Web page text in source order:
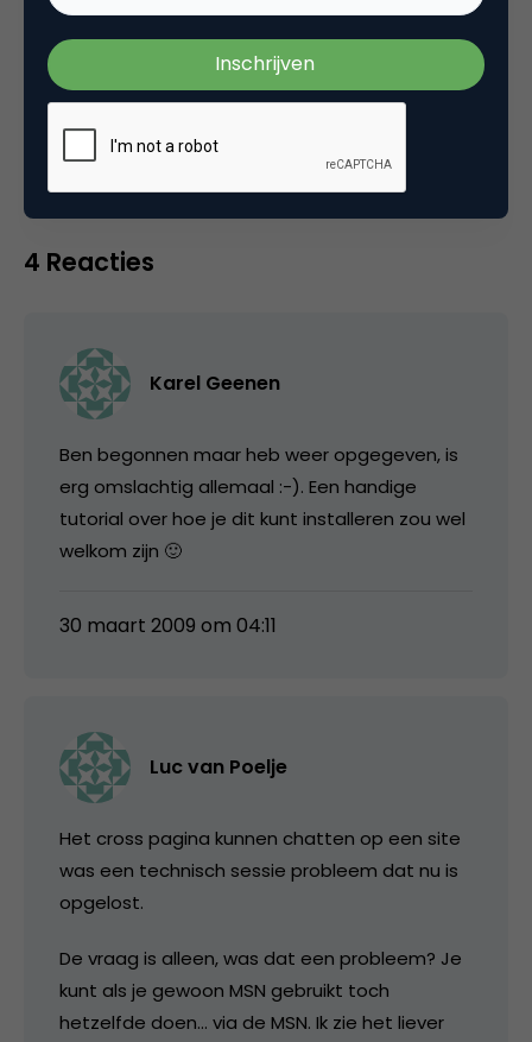
Tags
social media marketing
4 Reacties
Karel Geenen
Ben begonnen maar heb weer opgegeven, is
erg omslachtig allemaal :-). Een handige
tutorial over hoe je dit kunt installeren zou wel
welkom zijn 🙂
30 maart 2009 om 04:11
Luc van Poelje
Het cross pagina kunnen chatten op een site
was een technisch sessie probleem dat nu is
opgelost.
De vraag is alleen, was dat een probleem? Je
kunt als je gewoon MSN gebruikt toch
hetzelfde doen… via de MSN. Ik zie het liever